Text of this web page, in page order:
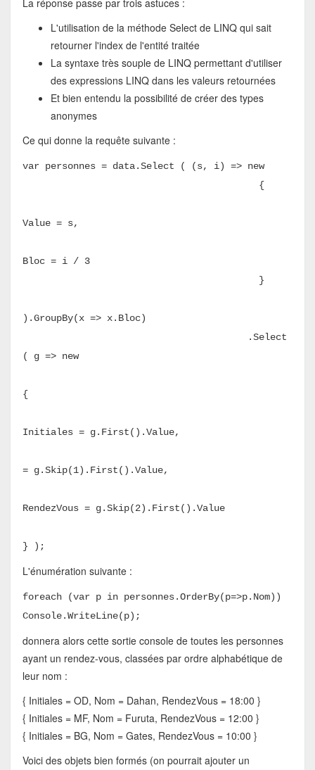
La réponse passe par trois astuces :
L'utilisation de la méthode Select de LINQ qui sait
retourner l'index de l'entité traitée
La syntaxe très souple de LINQ permettant d'utiliser
des expressions LINQ dans les valeurs retournées
Et bien entendu la possibilité de créer des types
anonymes
Ce qui donne la requête suivante :
var personnes = data.Select ( (s, i) => new
{
Value = s,
Bloc = i / 3
}
).GroupBy(x => x.Bloc)
.Select
( g => new
{
Initiales = g.First().Value,
= g.Skip(1).First().Value,
RendezVous = g.Skip(2).First().Value
} );
L'énumération suivante :
foreach (var p in personnes.OrderBy(p=>p.Nom))
Console.WriteLine(p);
donnera alors cette sortie console de toutes les personnes
ayant un rendez-vous, classées par ordre alphabétique de
leur nom :
{ Initiales = OD, Nom = Dahan, RendezVous = 18:00 }
{ Initiales = MF, Nom = Furuta, RendezVous = 12:00 }
{ Initiales = BG, Nom = Gates, RendezVous = 10:00 }
Voici des objets bien formés (on pourrait ajouter un